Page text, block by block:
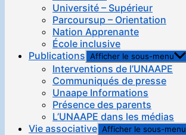
Université – Supérieur
Parcoursup – Orientation
Nation Apprenante
École inclusive
Publications Afficher le sous-menu
Interventions de l’UNAAPE
Communiqués de presse
Unaape Informations
Présence des parents
L’UNAAPE dans les médias
Vie associative Afficher le sous-menu